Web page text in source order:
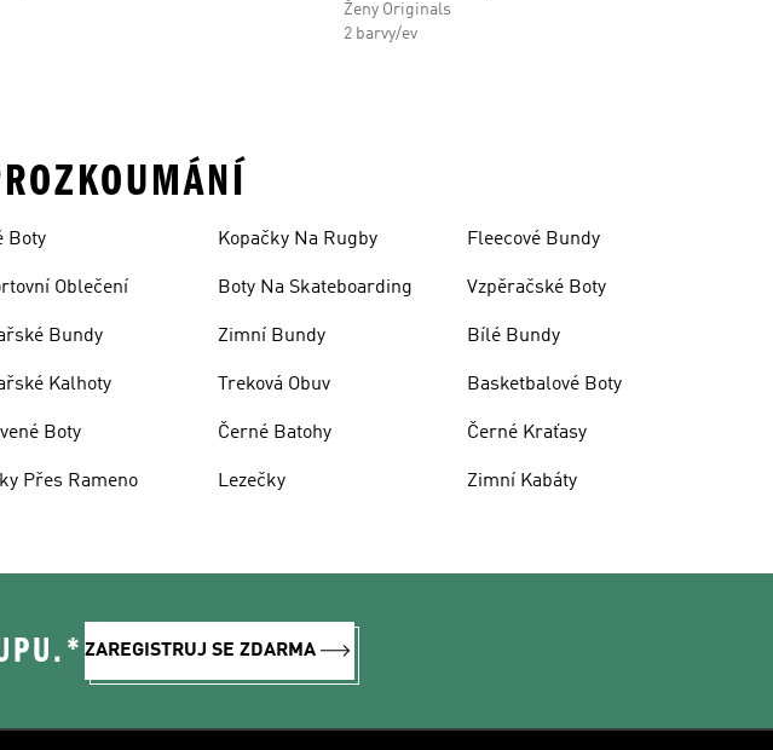
Ženy Originals
2 barvy/ev
Boty
Oblečení
Bundy
Kalhoty
Boty
Přes Rameno
Kopačky Na Rugby
Boty Na Skateboarding
Zimní Bundy
Treková Obuv
Černé Batohy
Lezečky
Fleecové Bundy
Vzpěračské Boty
Bílé Bundy
Basketbalové Boty
Černé Kraťasy
Zimní Kabáty
ZAREGISTRUJ SE ZDARMA